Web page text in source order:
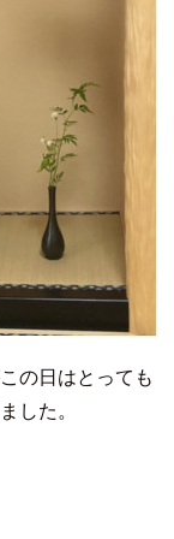
の日はとっても
した。